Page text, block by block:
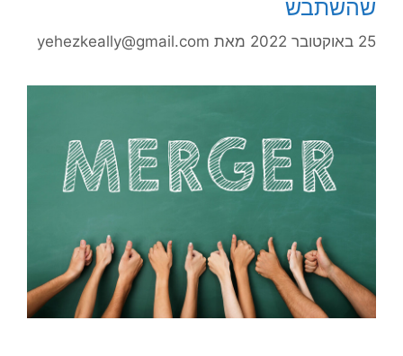
שהשתבש
25 באוקטובר 2022 מאת yehezkeally@gmail.com